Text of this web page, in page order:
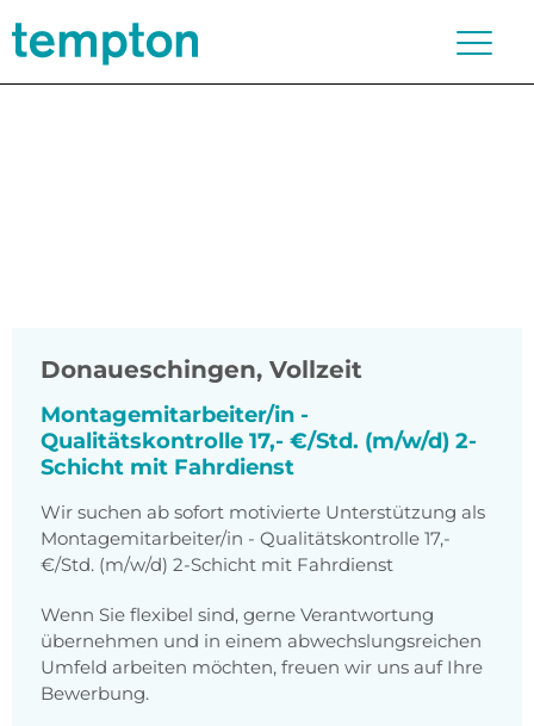
Donaueschingen, Vollzeit
Montagemitarbeiter/in -
Qualitätskontrolle 17,- €/Std. (m/w/d) 2-
Schicht mit Fahrdienst
Wir suchen ab sofort motivierte Unterstützung als
Montagemitarbeiter/in - Qualitätskontrolle 17,-
€/Std. (m/w/d) 2-Schicht mit Fahrdienst
Wenn Sie flexibel sind, gerne Verantwortung
übernehmen und in einem abwechslungsreichen
Umfeld arbeiten möchten, freuen wir uns auf Ihre
Bewerbung.